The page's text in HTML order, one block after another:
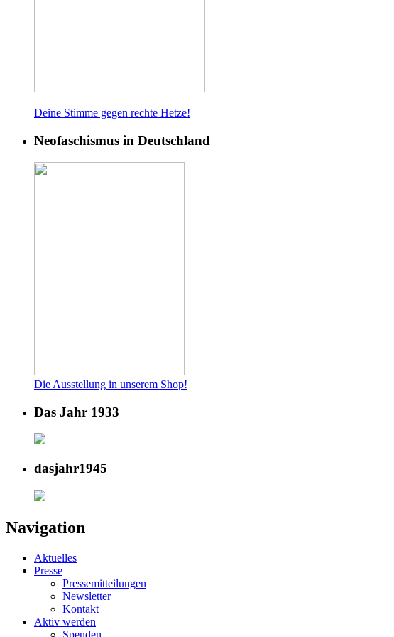
Deine Stimme gegen rechte Hetze!
Neofaschismus in Deutschland
Die Ausstellung in unserem Shop!
Das Jahr 1933
dasjahr1945
Navigation
Aktuelles
Presse
Pressemitteilungen
Newsletter
Kontakt
Aktiv werden
Spenden